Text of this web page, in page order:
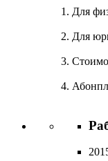
1. Для
2. Для
3.
4.